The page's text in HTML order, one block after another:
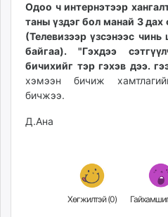
Одоо ч интернэтээр
таны үздэг бол манай 3
(Телевизээр үзсэнээс
байгаа). "Гэхдээ
бичихийг тэр гэхэв дээ.
хэмээн бичиж
бичжээ.
Д.Ана
Хөгжилтэй (0)